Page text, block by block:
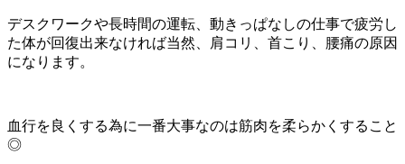
デスクワークや長時間の運転、動きっぱなしの仕事で疲労し
た体が回復出来なければ当然、肩コリ、首こり、腰痛の原因
になります。
血行を良くする為に一番大事なのは筋肉を柔らかくすること
◎